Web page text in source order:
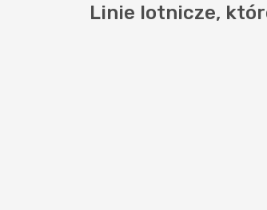
Linie lotnicze,